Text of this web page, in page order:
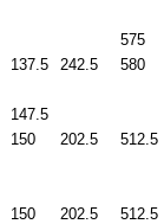
575
137.5 242.5 580
147.5
150 202.5 512.5
150 202.5 512.5